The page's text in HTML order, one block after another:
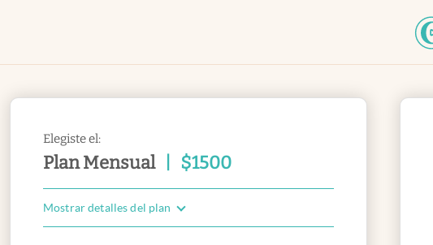
Elegiste el:
Plan Mensual $1500
Mostrar detalles del plan